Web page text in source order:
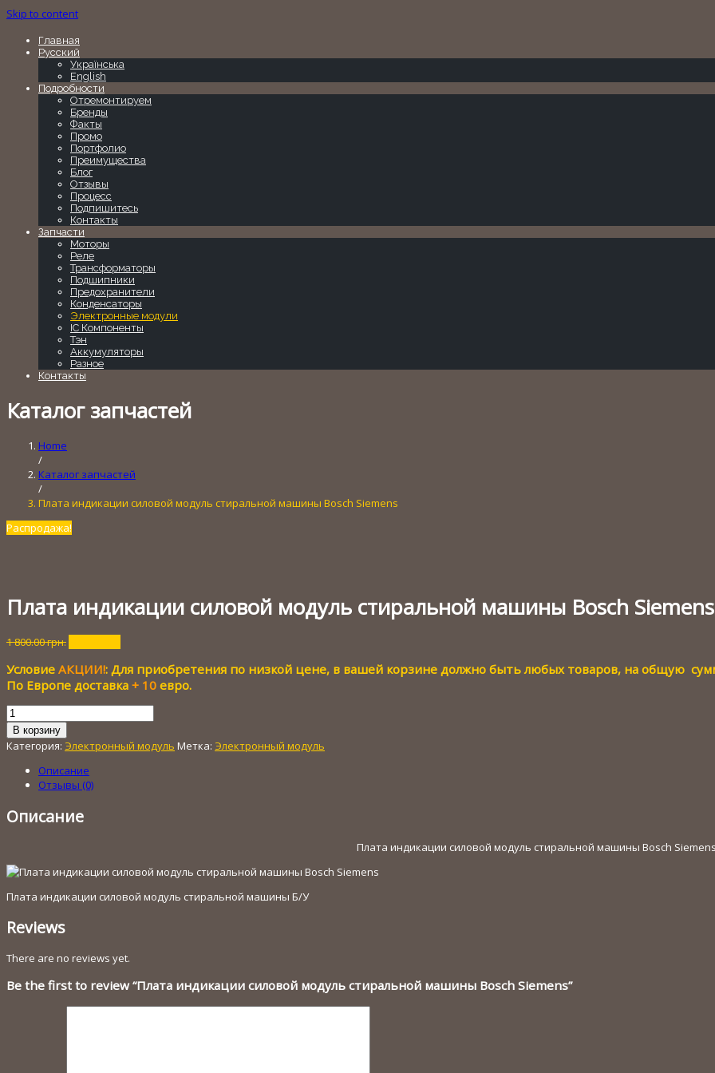
Skip to content
Главная
Русский
Українська
English
Подробности
Отремонтируем
Бренды
Факты
Промо
Портфолио
Преимущества
Блог
Отзывы
Процесс
Подпишитесь
Контакты
Запчасти
Моторы
Реле
Трансформаторы
Подшипники
Предохранители
Конденсаторы
Электронные модули
IC Компоненты
Тэн
Аккумуляторы
Разное
Контакты
Каталог запчастей
Home
/
Каталог запчастей
/
Плата индикации силовой модуль стиральной машины Bosch Siemens
Распродажа!
Плата индикации силовой модуль стиральной машины Bosch Siemens
1 800.00грн.
составляла
1
600.00 грн..
Условие АКЦИИ!: Для приобретения по низкой цене, в вашей корзине должно быть любых товаров, на общую
По Европе доставка + 10 евро.
Количество
товара
Плата
индикации
силовой
модуль
машины
Bosch
В корзину
Категория: Электронный модуль Метка: Электронный модуль
Описание
Отзывы (0)
Описание
Плата индикации силовой модуль стиральной машины Bosch
Плата индикации силовой модуль стиральной машины Б/У
Reviews
There are no reviews yet.
Be the first to review “Плата индикации силовой модуль стиральной машины Bosch Siemens”